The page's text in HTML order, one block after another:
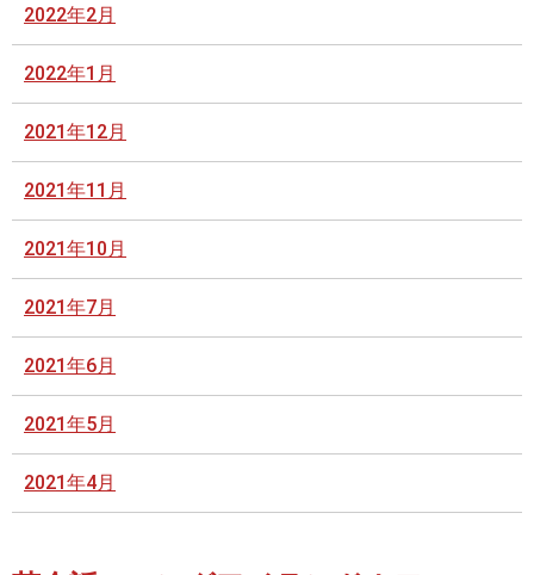
2022年2月
2022年1月
2021年12月
2021年11月
2021年10月
2021年7月
2021年6月
2021年5月
2021年4月